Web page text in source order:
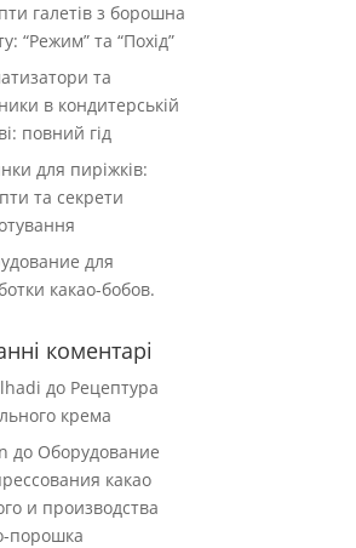
галетів з борошна
“Режим” та “Похід”
та
в кондитерській
повний гід
для пиріжків:
та секрети
для
какао-бобов.
коментарі
до Рецептура
крема
до Оборудование
какао
и производства
порошка